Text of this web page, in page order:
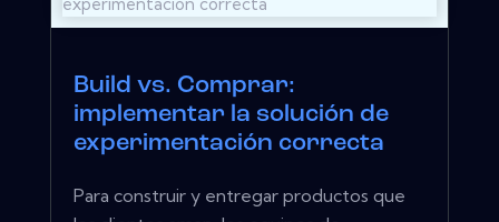
Build vs. Comprar:
implementar la solución de
experimentación correcta
Para construir y entregar productos que